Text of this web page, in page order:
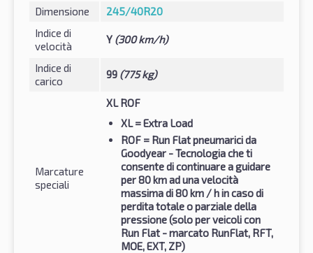
Dimensione
245/40R20
Indice di
velocità
Y (300 km/h)
Indice di
carico
99 (775 kg)
Marcature
speciali
XL ROF
XL= Extra Load
ROF = Run Flat pneumarici da
Goodyear - Tecnologia che ti
consente di continuare a guidare
per 80 km ad una velocità
massima di 80 km / h in caso di
perdita totale o parziale della
pressione (solo per veicoli con
Run Flat - marcato RunFlat, RFT,
MOE, EXT, ZP)